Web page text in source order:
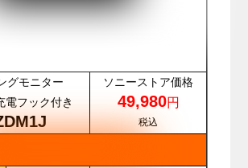
グモニター
電フック付き
ソニーストア価格
49,980円
税込